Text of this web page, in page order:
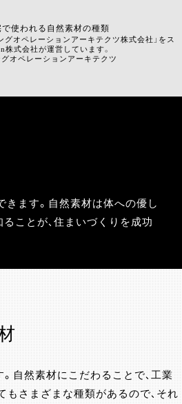
使われる自然素材の種類
グオペレーションアーキテクツ株式会社」をス
株式会社が運営しています。
オペレーションアーキテクツ
ます。自然素材は体への優し
ことが、住まいづくりを成功
自然素材にこだわることで、工業
さまざまな種類があるので、それ